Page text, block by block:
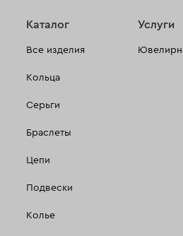
Каталог
Все изделия
Кольца
Серьги
Браслеты
Цепи
Подвески
Колье
Услуги